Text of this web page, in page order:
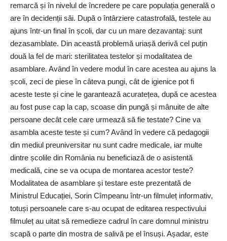
remarcă și în nivelul de încredere pe care populația generală o
are în decidenții săi. După o întârziere catastrofală, testele au
ajuns într-un final în școli, dar cu un mare dezavantaj: sunt
dezasamblate. Din această problemă uriașă derivă cel puțin
două la fel de mari: sterilitatea testelor și modalitatea de
asamblare. Având în vedere modul în care acestea au ajuns la
școli, zeci de piese în câteva pungi, cât de igienice pot fi
aceste teste și cine le garantează acuratețea, după ce acestea
au fost puse cap la cap, scoase din pungă și mânuite de alte
persoane decât cele care urmează să fie testate? Cine va
asambla aceste teste și cum? Având în vedere că pedagogii
din mediul preuniversitar nu sunt cadre medicale, iar multe
dintre școlile din România nu beneficiază de o asistentă
medicală, cine se va ocupa de montarea acestor teste?
Modalitatea de asamblare și testare este prezentată de
Ministrul Educației, Sorin Cîmpeanu într-un filmuleț informativ,
totuși persoanele care s-au ocupat de editarea respectivului
filmuleț au uitat să remedieze cadrul în care domnul ministru
scapă o parte din mostra de salivă pe el însuși. Așadar, este